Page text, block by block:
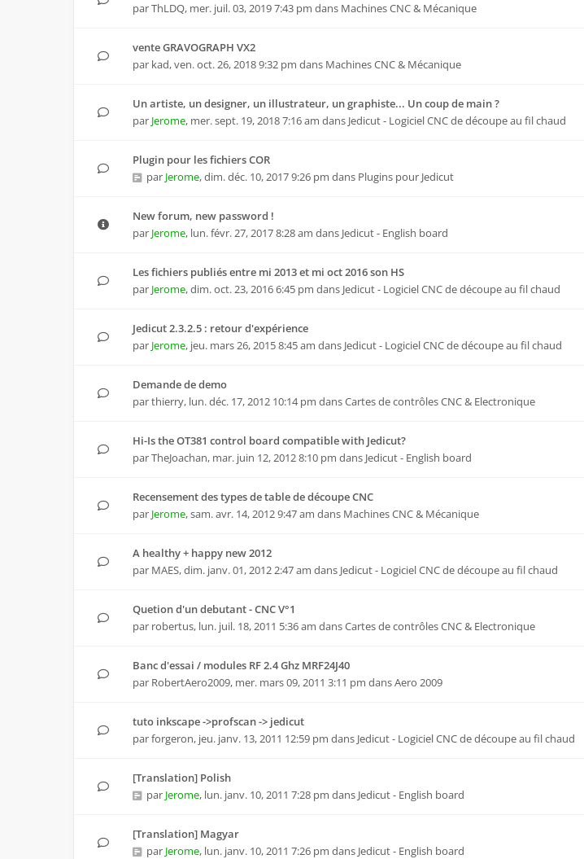
parThLDQ, mer. juil. 03, 2019 7:43 pm dans Machines CNC & Mécanique
vente GRAVOGRAPH VX2
par kad,ven. oct. 26, 2018 9:32 pm dans Machines CNC & Mécanique
Un artiste, un designer, un illustrateur, un graphiste... Un coup de main ?
par Jerome, mer. sept. 19, 2018 7:16 am dans Jedicut - Logiciel CNC de découpe au fil chaud
Plugin pour les fichiers COR
par Jerome,dim. déc. 10, 2017 9:26 pm dans Plugins pour Jedicut
New forum, new password !
par Jerome, lun. févr. 27, 2017 8:28 am dans Jedicut - English board
Les fichiers publiés entre mi 2013 et mi oct 2016 son HS
par Jerome,dim. oct. 23, 2016 6:45 pm dans Jedicut - Logiciel CNC de découpe au fil chaud
Jedicut 2.3.2.5 : retour d'expérience
par Jerome, jeu. mars 26, 2015 8:45 am dans Jedicut - Logiciel CNC de découpe au fil chaud
Demande de demo
parthierry, lun. déc. 17, 2012 10:14 pm dansCartes de contrôles CNC & Electronique
Hi-Is the OT381 control board compatible with Jedicut?
parTheJoachan, mar. juin 12, 2012 8:10 pm dans Jedicut - English board
Recensement des types de table de découpe CNC
par Jerome,sam. avr. 14, 2012 9:47 am dans Machines CNC & Mécanique
A healthy + happy new 2012
par MAES,dim. janv. 01, 2012 2:47 am dans Jedicut - Logiciel CNC de découpe au fil chaud
Quetion d'un debutant - CNC V°1
par robertus, lun. juil. 18, 2011 5:36 am dansCartes de contrôles CNC & Electronique
Banc d'essai / modules RF 2.4 Ghz MRF24J40
par RobertAero2009, mer. mars 09, 2011 3:11 pm dansAero 2009
tuto inkscape ->profscan -> jedicut
parforgeron, jeu. janv. 13, 2011 12:59 pm dans Jedicut - Logiciel CNC de découpe au fil chaud
[Translation] Polish
par Jerome, lun. janv. 10, 2011 7:28 pm dans Jedicut - English board
[Translation] Magyar
par Jerome, lun. janv. 10, 2011 7:26 pm dans Jedicut - English board